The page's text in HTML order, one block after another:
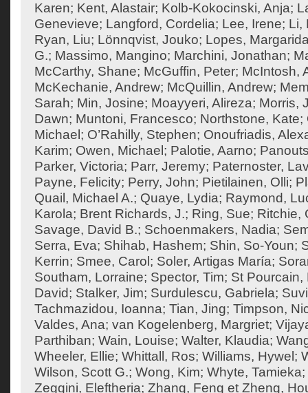
Karen; Kent, Alastair; Kolb-Kokocinski, Anja;
Genevieve; Langford, Cordelia; Lee, Irene; Li,
Ryan, Liu; Lönnqvist, Jouko; Lopes,
G.; Massimo, Mangino; Marchini, Jonathan;
McCarthy, Shane; McGuffin, Peter; McIntosh,
McKechanie, Andrew; McQuillin, Andrew;
Sarah; Min, Josine; Moayyeri, Alireza; Morris,
Dawn; Muntoni, Francesco; Northstone, Kate;
Michael ; O’Rahilly, Stephen; Onoufriadis,
Karim; Owen, Michael ; Palotie, Aarno;
Parker, Victoria; Parr, Jeremy; Paternoster,
Payne, Felicity; Perry, John; Pietilainen, Olli;
Quail, Michael A.; Quaye, Lydia; Raymond,
Karola; Brent Richards, J.; Ring, Sue; Ritchie,
Savage, David B.; Schoenmakers, Nadia;
Serra, Eva; Shihab, Hashem; Shin, So-Youn;
Kerrin; Smee, Carol ; Soler, Artigas María;
Southam, Lorraine; Spector, Tim; St Pourcain,
David; Stalker, Jim; Surdulescu, Gabriela;
Tachmazidou, Ioanna; Tian, Jing; Timpson,
Valdes, Ana; van Kogelenberg, Margriet;
Parthiban; Wain, Louise; Walter, Klaudia;
Wheeler, Ellie; Whittall, Ros; Williams, Hywel ;
Wilson, Scott G.; Wong, Kim; Whyte, Tamieka;
Zeggini, Eleftheria; Zhang, Feng et Zheng,